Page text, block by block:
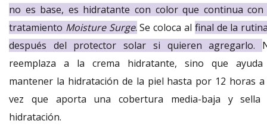
no es base, es hidratante con color que continua con
tratamiento Moisture Surge. Se coloca al final de la
después del protector solar si quieren agregarlo.
reemplaza a la crema hidratante, sino que
mantener la hidratación de la piel hasta por 12 horas
vez que aporta una cobertura media-baja y sella
hidratación.